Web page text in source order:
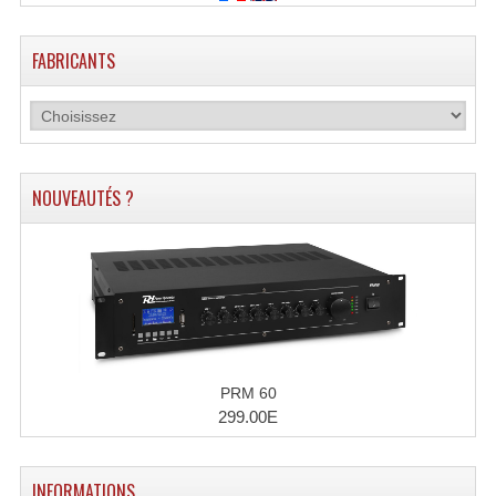
Microphones De Surface
Multi-Effets, Reverbes Etc...
Peripheriques Traitements Et Accessoires
Portes Voix Mégaphones
Pupitre Pour Discours
FABRICANTS
NOUVEAUTÉS ?
PRM 60
299.00E